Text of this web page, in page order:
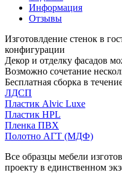
Информация
Отзывы
Изготовлдение стенок в
конфигурации
Декор и отделку фасадов
Возможно сочетание
Бесплатная сборка в
ЛДСП
Пластик Alvic Luxe
Пластик HPL
Пленка ПВХ
Полотно АГТ (МДФ)
Все образцы мебели
проекту в единственном